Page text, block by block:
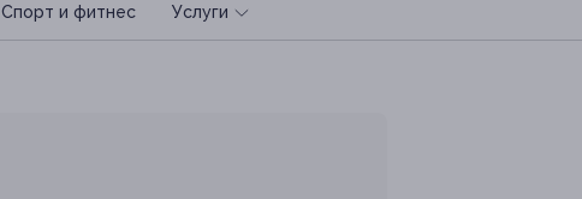
Спoрт и фитнес Услуги